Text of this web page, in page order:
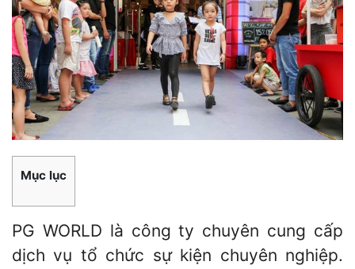
Mục lục
PG WORLD là công ty chuyên cung cấp
dịch vụ tổ chức sự kiện chuyên nghiệp.